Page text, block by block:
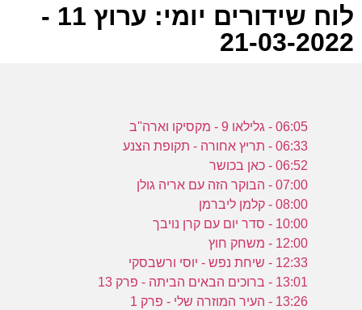
לוח שידורים יומי: ערוץ 11 -
21-03-2022
06:05 - גלילאו 9 - מקסיקו וארה''ב
06:33 - תריץ אחורה - תקופת הצנע
06:52 - כאן בכושר
07:00 - הבוקר הזה עם אריה גולן
08:00 - קלמן ליברמן
10:00 - סדר יום עם קרן נויבך
12:00 - משחק חוץ
12:33 - שיחת נפש - יוסי ורשבסקי
13:01 - ברוכים הבאים הביתה - פרק 13
13:26 - העיר המוזרה שלי - פרק 1